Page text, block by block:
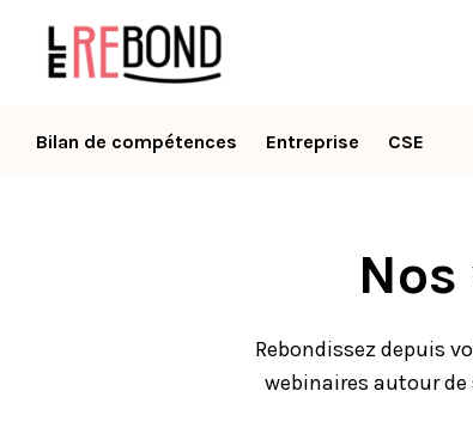
Bilan de compétences Entreprise CSE
Rebondissez depuis
webinaires autour